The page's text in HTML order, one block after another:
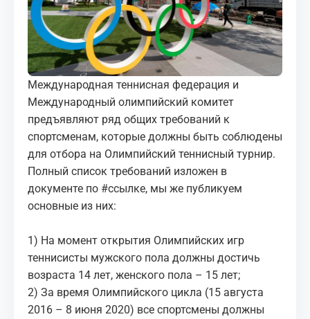
КОНТАКТЫ
UZ-PIN
Международная теннисная федерация и
Международный олимпийский комитет
предъявляют ряд общих требований к
спортсменам, которые должны быть соблюдены
для отбора на Олимпийский теннисный турнир.
Полный список требований изложен в
документе по #ссылке, мы же публикуем
основные из них:
1) На момент открытия Олимпийских игр
теннисисты мужского пола должны достичь
возраста 14 лет, женского пола – 15 лет;
2) За время Олимпийского цикла (15 августа
2016 – 8 июня 2020) все спортсмены должны